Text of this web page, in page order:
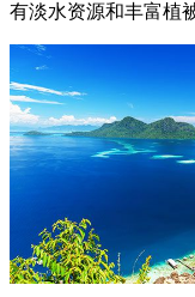
有淡水资源和丰富植